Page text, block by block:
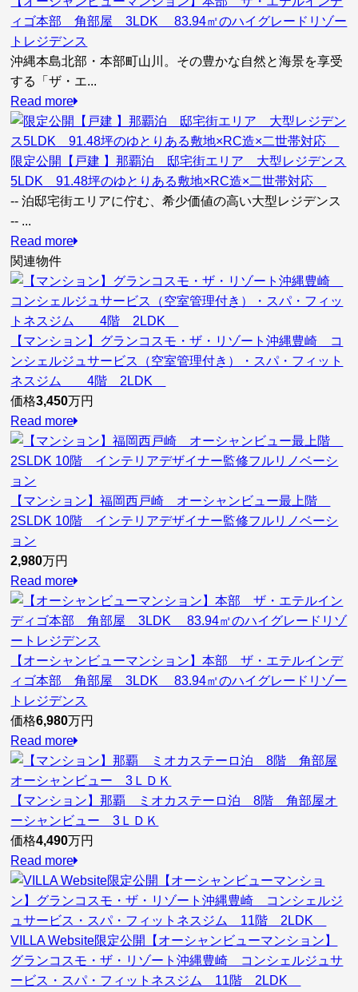
ィゴ本部 角部屋 3LDK 83.94㎡のハイグレードリゾー
トレジデンス
沖縄本島北部・本部町山川。その豊かな自然と海景を享受
する「ザ・エ...
Read more
限定公開【戸建 】那覇泊 邸宅街エリア 大型レジデンス
5LDK 91.48坪のゆとりある敷地×RC造×二世帯対応
-- 泊邸宅街エリアに佇む、希少価値の高い大型レジデンス
-- ...
Read more
関連物件
【マンション】グランコスモ・ザ・リゾート沖縄豊崎 コ
ンシェルジュサービス（空室管理付き）・スパ・フィット
ネスジム 4階 2LDK
価格3,450万円
Read more
【マンション】福岡西戸崎 オーシャンビュー最上階
2SLDK 10階 インテリアデザイナー監修フルリノベーシ
ョン
2,980万円
Read more
【オーシャンビューマンション】本部 ザ・エテルインデ
ィゴ本部 角部屋 3LDK 83.94㎡のハイグレードリゾー
トレジデンス
価格6,980万円
Read more
【マンション】那覇 ミオカステーロ泊 8階 角部屋オ
ーシャンビュー 3ＬＤＫ
価格4,490万円
Read more
VILLA Website限定公開【オーシャンビューマンション】
グランコスモ・ザ・リゾート沖縄豊崎 コンシェルジュサ
ービス・スパ・フィットネスジム 11階 2LDK